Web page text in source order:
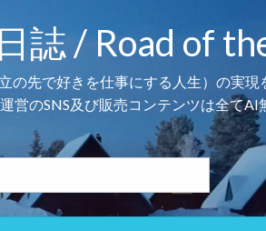
誌 / Road of
先で好きを仕事にする人生）の実
のSNS及び販売コンテンツは全てAI